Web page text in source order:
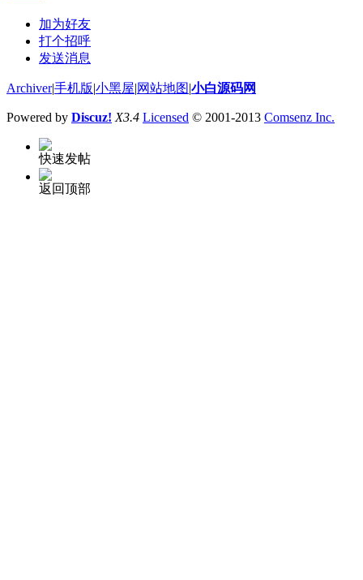
加为好友
打个招呼
发送消息
Archiver|手机版|小黑屋|网站地图|小白源码网
Powered by Discuz! X3.4 Licensed © 2001-2013 Comsenz Inc.
快速发帖
返回顶部